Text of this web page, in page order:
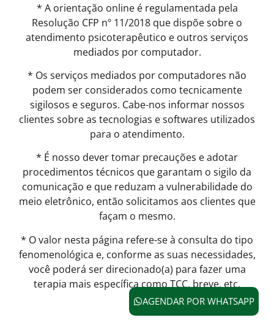
* A orientação online é regulamentada pela
Resolução CFP nº 11/2018 que dispõe sobre o
atendimento psicoterapêutico e outros serviços
mediados por computador.
* Os serviços mediados por computadores não
podem ser considerados como tecnicamente
sigilosos e seguros. Cabe-nos informar nossos
clientes sobre as tecnologias e softwares utilizados
para o atendimento.
* É nosso dever tomar precauções e adotar
procedimentos técnicos que garantam o sigilo da
comunicação e que reduzam a vulnerabilidade do
meio eletrônico, então solicitamos aos clientes que
façam o mesmo.
* O valor nesta página refere-se à consulta do tipo
fenomenológica e, conforme as suas necessidades,
você poderá ser direcionado(a) para fazer uma
terapia mais específica como TCC, breve, etc.
AGENDAR POR WHATSAPP